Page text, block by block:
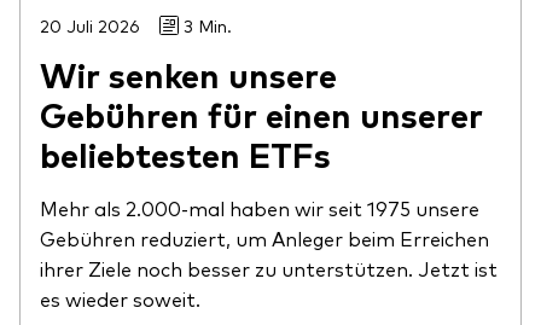
20 Juli 2026 3 Min.
Wir senken unsere
Gebühren für einen unserer
beliebtesten ETFs
Mehr als 2.000-mal haben wir seit 1975 unsere
Gebühren reduziert, um Anleger beim Erreichen
ihrer Ziele noch besser zu unterstützen. Jetzt ist
es wieder soweit.